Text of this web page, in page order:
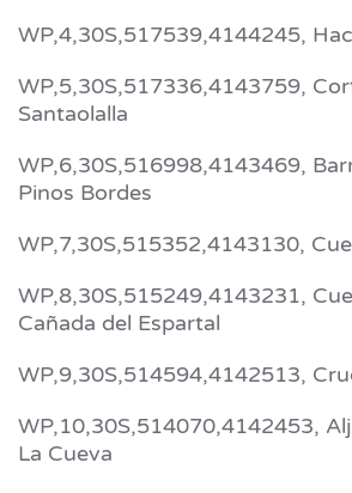
WP,4,30S,517539,4144245,
WP,5,30S,517336,4143759,
Santaolalla
WP,6,30S,516998,4143469,
Pinos Bordes
WP,7,30S,515352,4143130,
WP,8,30S,515249,4143231,
Cañada del Espartal
WP,9,30S,514594,4142513,
WP,10,30S,514070,4142453,
La Cueva